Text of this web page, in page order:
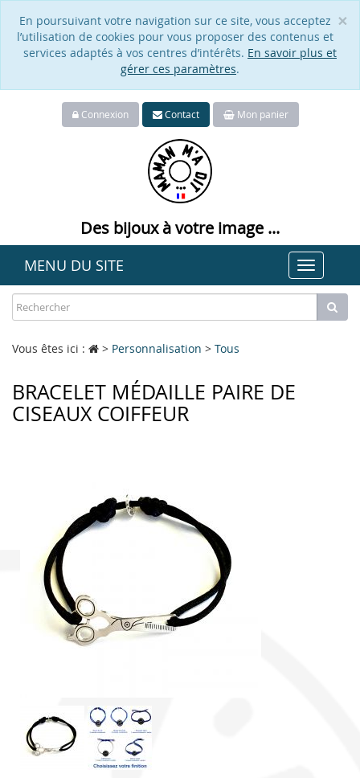
×
En poursuivant votre navigation sur ce site, vous acceptez
l’utilisation de cookies pour vous proposer des contenus et
services adaptés à vos centres d’intérêts. En savoir plus et
gérer ces paramètres.
Connexion Contact Mon panier
Des bijoux à votre image ...
MENU DU SITE
Toggle
Vous êtes ici : > Personnalisation > Tous
BRACELET MÉDAILLE PAIRE DE
CISEAUX COIFFEUR